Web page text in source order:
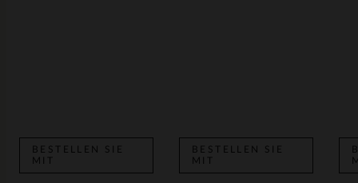
BESTELLEN SIE
MIT
BESTELLEN SIE
MIT